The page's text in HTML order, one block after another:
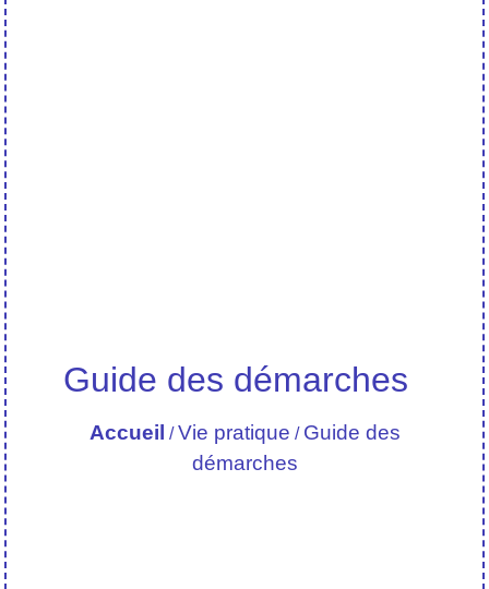
Guide des démarches
Accueil /Vie pratique / Guide des
démarches